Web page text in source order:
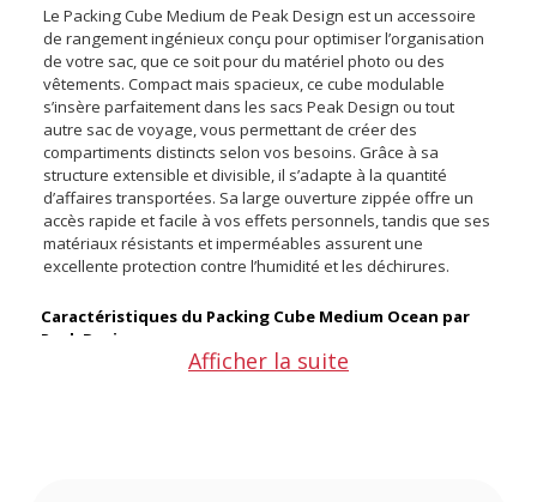
Le Packing Cube Medium de Peak Design est un accessoire
de rangement ingénieux conçu pour optimiser l’organisation
de votre sac, que ce soit pour du matériel photo ou des
vêtements. Compact mais spacieux, ce cube modulable
s’insère parfaitement dans les sacs Peak Design ou tout
autre sac de voyage, vous permettant de créer des
compartiments distincts selon vos besoins. Grâce à sa
structure extensible et divisible, il s’adapte à la quantité
d’affaires transportées. Sa large ouverture zippée offre un
accès rapide et facile à vos effets personnels, tandis que ses
matériaux résistants et imperméables assurent une
excellente protection contre l’humidité et les déchirures.
Caractéristiques du Packing Cube Medium Ocean par
Peak Design :
Afficher la suite